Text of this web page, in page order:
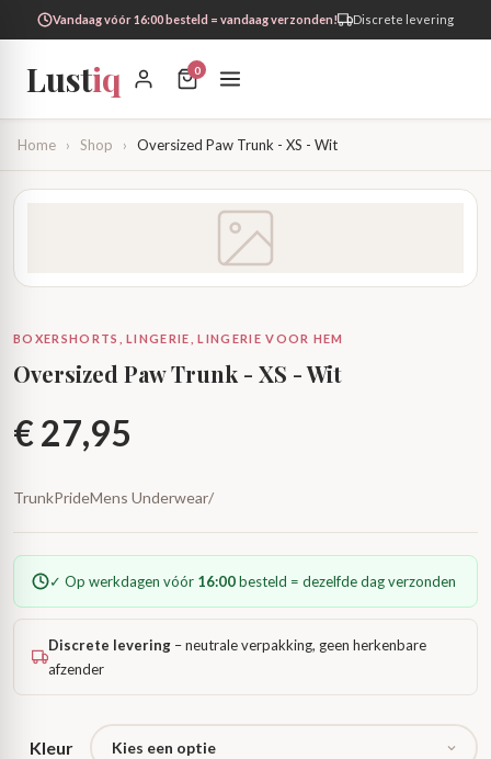
Vandaag vóór 16:00 besteld = vandaag verzonden! Discrete levering
Lustiq 0
Home › Shop › Oversized Paw Trunk - XS - Wit
BOXERSHORTS, LINGERIE, LINGERIE VOOR HEM
Oversized Paw Trunk - XS - Wit
€27,95
TrunkPrideMens Underwear/
✓ Op werkdagen vóór 16:00besteld = dezelfde dag verzonden
Discrete levering – neutrale verpakking, geen herkenbare
afzender
Kleur